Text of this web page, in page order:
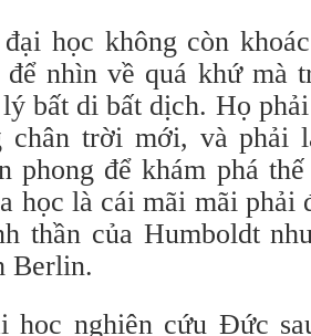
học không còn
để nhìn về quá khứ mà
bất di bất dịch. Họ
chân trời mới, và phải
phong để khám phá
học là cái mãi mãi phải
thần của Humboldt
Berlin.
học nghiên cứu Đức